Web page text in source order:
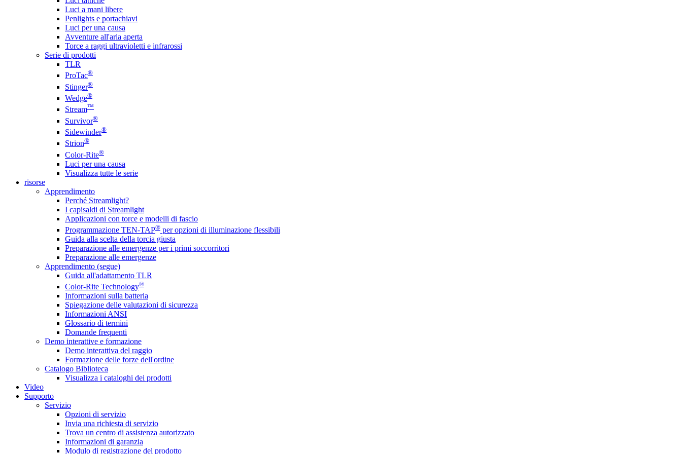
Luci a mani libere
Penlights e portachiavi
Luci per una causa
Avventure all'aria aperta
Torce a raggi ultravioletti e infrarossi
Serie di prodotti
TLR
ProTac®
Stinger®
Wedge®
Stream™
Survivor®
Sidewinder®
Strion®
Color-Rite®
Luci per una causa
Visualizza tutte le serie
risorse
Apprendimento
Perché Streamlight?
I capisaldi di Streamlight
Applicazioni con torce e modelli di fascio
Programmazione TEN-TAP® per opzioni di illuminazione flessibili
Guida alla scelta della torcia giusta
Preparazione alle emergenze per i primi soccorritori
Preparazione alle emergenze
Apprendimento (segue)
Guida all'adattamento TLR
Color-Rite Technology®
Informazioni sulla batteria
Spiegazione delle valutazioni di sicurezza
Informazioni ANSI
Glossario di termini
Domande frequenti
Demo interattive e formazione
Demo interattiva del raggio
Formazione delle forze dell'ordine
Catalogo Biblioteca
Visualizza i cataloghi dei prodotti
Video
Supporto
Servizio
Opzioni di servizio
Invia una richiesta di servizio
Trova un centro di assistenza autorizzato
Informazioni di garanzia
Modulo di registrazione del prodotto